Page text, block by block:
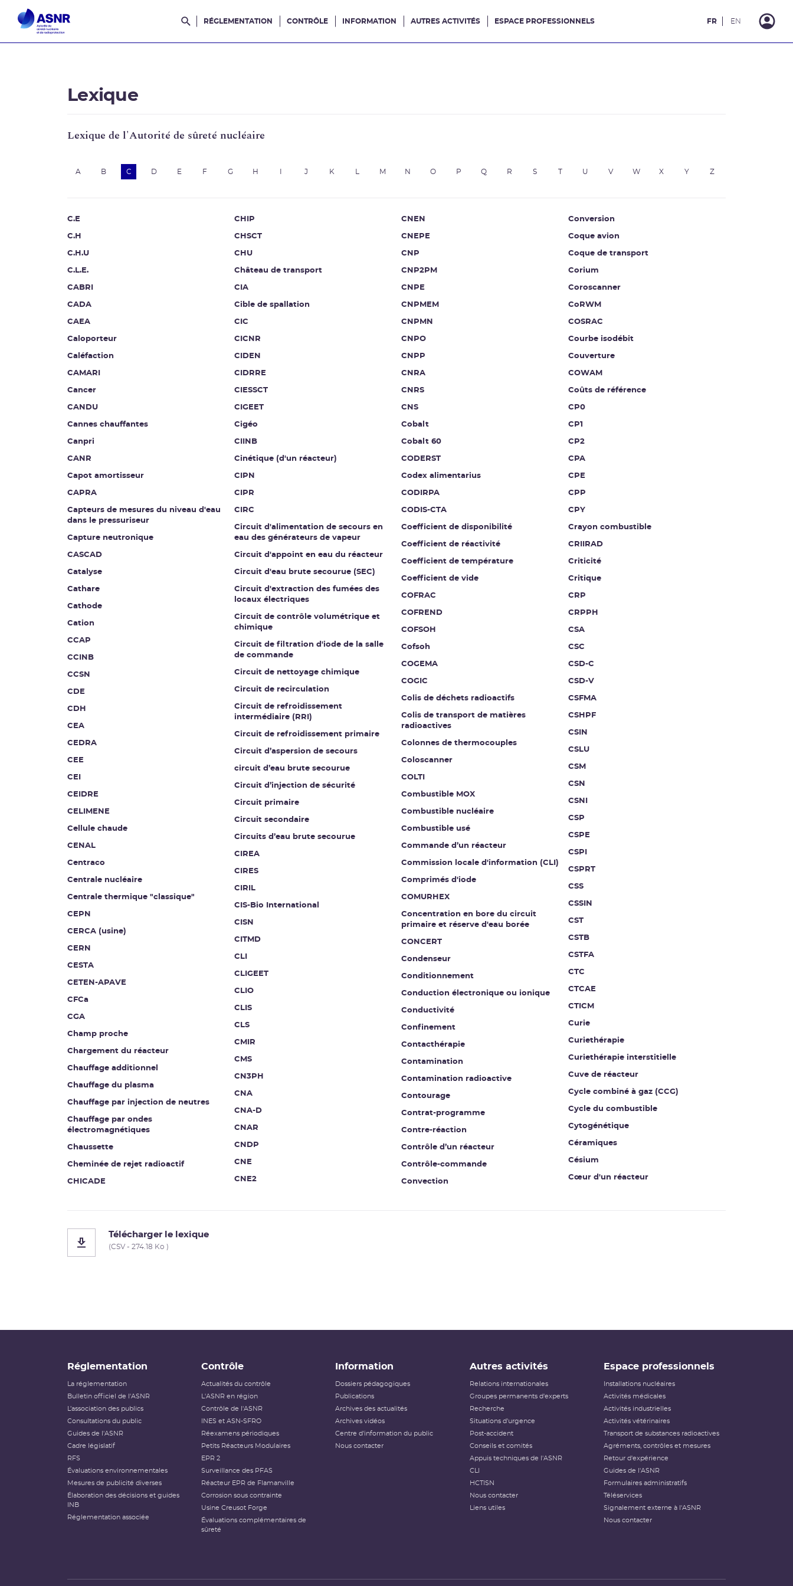
Rechercher dans le site
RÉGLEMENTATION CONTRÔLE INFORMATION AUTRES ACTIVITÉS ESPACE PROFESSIONNELS FR EN
Lexique
Lexique de l'Autorité de sûreté nucléaire
A B C D E F G H J K M N O P Q R S T U V W X Y Z
C.E
C.H
C.H.U
C.L.E.
CABRI
CADA
CAEA
Caloporteur
Caléfaction
CAMARI
Cancer
CANDU
Cannes chauffantes
Canpri
CANR
Capot amortisseur
CAPRA
Capteurs de mesures du niveau d'eau
dans le pressuriseur
Capture neutronique
CASCAD
Catalyse
Cathare
Cathode
Cation
CCAP
CCINB
CCSN
CDE
CDH
CEA
CEDRA
CEE
CEI
CEIDRE
CELIMENE
Cellule chaude
CENAL
Centraco
Centrale nucléaire
Centrale thermique "classique"
CEPN
CERCA (usine)
CERN
CESTA
CETEN-APAVE
CFCa
CGA
Champ proche
Chargement du réacteur
Chauffage additionnel
Chauffage du plasma
Chauffage par injection de neutres
Chauffage par ondes
électromagnétiques
Chaussette
Cheminée de rejet radioactif
CHICADE
CHIP
CHSCT
CHU
Château de transport
CIA
Cible de spallation
CIC
CICNR
CIDEN
CIDRRE
CIESSCT
CIGEET
Cigéo
CIINB
Cinétique (d'un réacteur)
CIPN
CIPR
CIRC
Circuit d'alimentation de secours en
eau des générateurs de vapeur
Circuit d'appoint en eau du réacteur
Circuit d'eau brute secourue (SEC)
Circuit d'extraction des fumées des
locaux électriques
Circuit de contrôle volumétrique et
chimique
Circuit de filtration d'iode de la salle
de commande
Circuit de nettoyage chimique
Circuit de recirculation
Circuit de refroidissement
intermédiaire (RRI)
Circuit de refroidissement primaire
Circuit d’aspersion de secours
circuit d’eau brute secourue
Circuit d’injection de sécurité
Circuit primaire
Circuit secondaire
Circuits d’eau brute secourue
CIREA
CIRES
CIRIL
CIS-Bio International
CISN
CITMD
CLI
CLIGEET
CLIO
CLIS
CLS
CMIR
CMS
CN3PH
CNA
CNA-D
CNAR
CNDP
CNE
CNE2
CNEN
CNEPE
CNP
CNP2PM
CNPE
CNPMEM
CNPMN
CNPO
CNPP
CNRA
CNRS
CNS
Cobalt
Cobalt 60
CODERST
Codex alimentarius
CODIRPA
CODIS-CTA
Coefficient de disponibilité
Coefficient de réactivité
Coefficient de température
Coefficient de vide
COFRAC
COFREND
COFSOH
Cofsoh
COGEMA
COGIC
Colis de déchets radioactifs
Colis de transport de matières
radioactives
Colonnes de thermocouples
Coloscanner
COLTI
Combustible MOX
Combustible nucléaire
Combustible usé
Commande d’un réacteur
Commission locale d'information (CLI)
Comprimés d'iode
COMURHEX
Concentration en bore du circuit
primaire et réserve d'eau borée
CONCERT
Condenseur
Conditionnement
Conduction électronique ou ionique
Conductivité
Confinement
Contacthérapie
Contamination
Contamination radioactive
Contourage
Contrat-programme
Contre-réaction
Contrôle d’un réacteur
Contrôle-commande
Convection
Conversion
Coque avion
Coque de transport
Corium
Coroscanner
CoRWM
COSRAC
Courbe isodébit
Couverture
COWAM
Coûts de référence
CP0
CP1
CP2
CPA
CPE
CPP
CPY
Crayon combustible
CRIIRAD
Criticité
Critique
CRP
CRPPH
CSA
CSC
CSD-C
CSD-V
CSFMA
CSHPF
CSIN
CSLU
CSM
CSN
CSNI
CSP
CSPE
CSPI
CSPRT
CSS
CSSIN
CST
CSTB
CSTFA
CTC
CTCAE
CTICM
Curie
Curiethérapie
Curiethérapie interstitielle
Cuve de réacteur
Cycle combiné à gaz (CCG)
Cycle du combustible
Cytogénétique
Céramiques
Césium
Cœur d'un réacteur
Télécharger le lexique
(CSV - 274.18 Ko )
Réglementation
La réglementation
Bulletin officiel de l'ASNR
L’association des publics
Consultations du public
Guides de l'ASNR
Cadre législatif
RFS
Évaluations environnementales
Mesures de publicité diverses
Élaboration des décisions et guides
INB
Réglementation associée
Contrôle
Actualités du contrôle
L'ASNR en région
Contrôle de l'ASNR
INES et ASN-SFRO
Réexamens périodiques
Petits Réacteurs Modulaires
EPR 2
Surveillance des PFAS
Réacteur EPR de Flamanville
Corrosion sous contrainte
Usine Creusot Forge
Évaluations complémentaires de
sûreté
Information
Dossiers pédagogiques
Publications
Archives des actualités
Archives vidéos
Centre d'information du public
Nous contacter
Autres activités
Relations internationales
Groupes permanents d'experts
Recherche
Situations d'urgence
Post-accident
Conseils et comités
Appuis techniques de l'ASNR
CLI
HCTISN
Nous contacter
Liens utiles
Espace professionnels
Installations nucléaires
Activités médicales
Activités industrielles
Activités vétérinaires
Transport de substances radioactives
Agréments, contrôles et mesures
Retour d'expérience
Guides de l'ASNR
Formulaires administratifs
Téléservices
Signalement externe à l'ASNR
Nous contacter